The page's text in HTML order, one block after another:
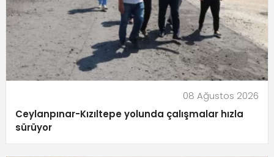
08 Ağustos 2026
Ceylanpınar-Kızıltepe yolunda çalışmalar hızla
sürüyor